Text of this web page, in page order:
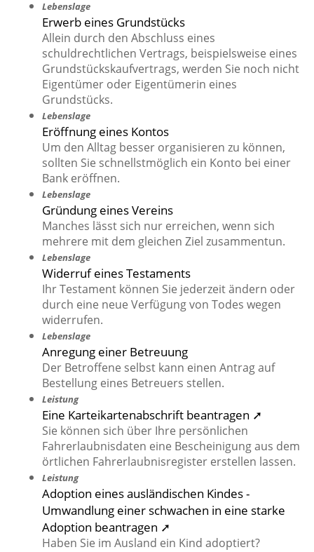
Lebenslage
Erwerb eines Grundstücks
Allein durch den Abschluss eines
schuldrechtlichen Vertrags, beispielsweise eines
Grundstückskaufvertrags, werden Sie noch nicht
Eigentümer oder Eigentümerin eines
Grundstücks.
Lebenslage
Eröffnung eines Kontos
Um den Alltag besser organisieren zu können,
sollten Sie schnellstmöglich ein Konto bei einer
Bank eröffnen.
Lebenslage
Gründung eines Vereins
Manches lässt sich nur erreichen, wenn sich
mehrere mit dem gleichen Ziel zusammentun.
Lebenslage
Widerruf eines Testaments
Ihr Testament können Sie jederzeit ändern oder
durch eine neue Verfügung von Todes wegen
widerrufen.
Lebenslage
Anregung einer Betreuung
Der Betroffene selbst kann einen Antrag auf
Bestellung eines Betreuers stellen.
Leistung
Eine Karteikartenabschrift beantragen ➚
Sie können sich über Ihre persönlichen
Fahrerlaubnisdaten eine Bescheinigung aus dem
örtlichen Fahrerlaubnisregister erstellen lassen.
Leistung
Adoption eines ausländischen Kindes -
Umwandlung einer schwachen in eine starke
Adoption beantragen ➚
Haben Sie im Ausland ein Kind adoptiert?